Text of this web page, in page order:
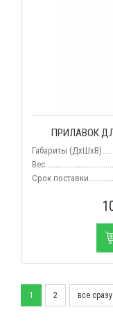
ПРИЛАВОК
Габариты
Вес
Срок
1 2 все сразу